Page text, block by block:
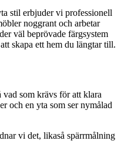
stil erbjuder vi professionell
noggrant och arbetar
väl beprövade färgsystem
skapa ett hem du längtar till.
vad som krävs för att klara
och en yta som ser nymålad
vi det, likaså spärrmålning